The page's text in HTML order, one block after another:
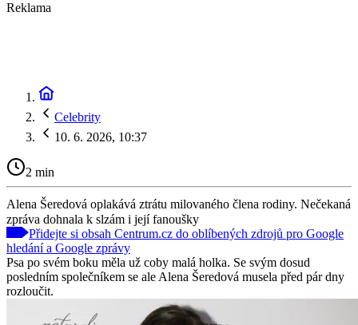
Reklama
Celebrity
10. 6. 2026, 10:37
2 min
Alena Šeredová oplakává ztrátu milovaného člena rodiny. Nečekaná
zpráva dohnala k slzám i její fanoušky
Přidejte si obsah Centrum.cz do oblíbených zdrojů pro Google
hledání a Google zprávy
Psa po svém boku měla už coby malá holka. Se svým dosud
posledním společníkem se ale Alena Šeredová musela před pár dny
rozloučit.